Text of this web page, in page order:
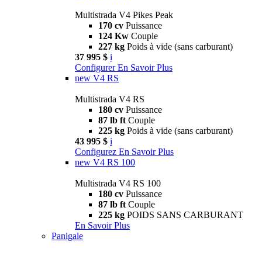
Multistrada V4 Pikes Peak
170 cv Puissance
124 Kw Couple
227 kg Poids à vide (sans carburant)
37 995 $ i
Configurer En Savoir Plus
new V4 RS
Multistrada V4 RS
180 cv Puissance
87 lb ft Couple
225 kg Poids à vide (sans carburant)
43 995 $ i
Configurez En Savoir Plus
new V4 RS 100
Multistrada V4 RS 100
180 cv Puissance
87 lb ft Couple
225 kg POIDS SANS CARBURANT
En Savoir Plus
Panigale